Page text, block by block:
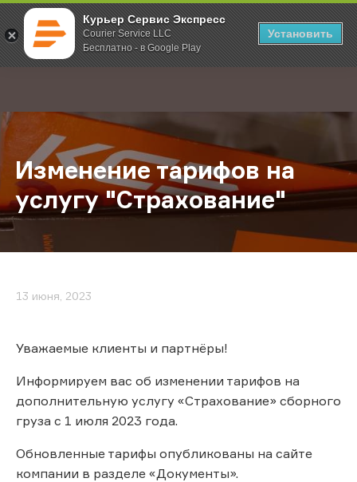
Курьер Сервис Экспресс
Courier Service LLC
Бесплатно - в Google Play
Установить
; Главная О компании Новости Изменение тарифов на услугу
Изменение тарифов на
услугу "Страхование"
13 июня, 2023
Уважаемые клиенты и партнёры!
Информируем вас об изменении тарифов на
дополнительную услугу «Страхование» сборного
груза с 1 июля 2023 года.
Обновленные тарифы опубликованы на сайте
компании в разделе «Документы».